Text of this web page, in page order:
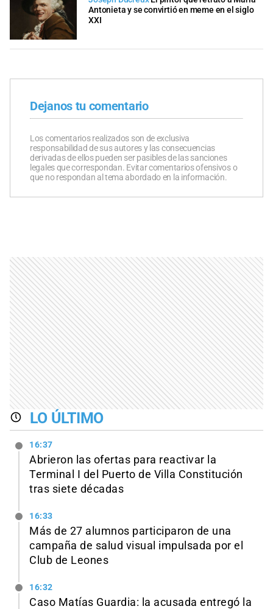
Antonieta y se convirtió en meme en el siglo
XXI
Dejanos tu comentario
Los comentarios realizados son de exclusiva
responsabilidad de sus autores y las consecuencias
derivadas de ellos pueden ser pasibles de las sanciones
legales que correspondan. Evitar comentarios ofensivos o
que no respondan al tema abordado en la información.
LO ÚLTIMO
16:37
Abrieron las ofertas para reactivar la
Terminal I del Puerto de Villa Constitución
tras siete décadas
16:33
Más de 27 alumnos participaron de una
campaña de salud visual impulsada por el
Club de Leones
16:32
Caso Matías Guardia: la acusada entregó la